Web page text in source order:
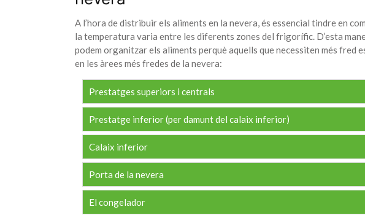
A l’hora de distribuir els aliments en la nevera, és essencial tindre en
la temperatura varia entre les diferents zones del frigorífic. D’esta
podem organitzar els aliments perquè aquells que necessiten més fred
en les àrees més fredes de la nevera:
Prestatges superiors i centrals
Prestatge inferior (per damunt del calaix inferior)
Calaix inferior
Porta de la nevera
El congelador